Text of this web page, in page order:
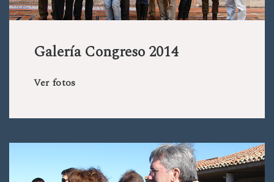
Galería Congreso 2014
Ver fotos